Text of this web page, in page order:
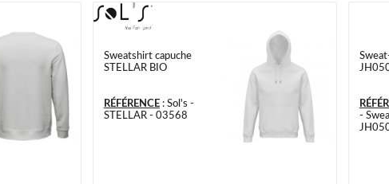
Sweatshirt capuche
STELLAR BIO
RÉFÉRENCE: Sol's -
STELLAR - 03568
-